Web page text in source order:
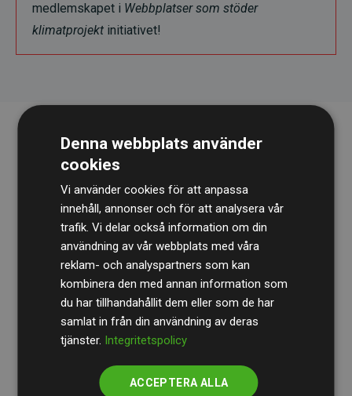
medlemskapet i Webbplatser som stöder
klimatprojekt initiativet!
RevisionsbyrånBDOgranskar kontinuerligt våra
beräkningar och vår metod för att säkerställa
transparens och tillförlitlighet.
Deras granskning visar att våra investeringar i
klimatprojekt i genomsnitt kompenserar för
de beräknade CO₂-utsläppenfrån
medlemswebbplatser – ett tydligt bevis på att vårt
Denna webbplats använder
cookies
Vi använder cookies för att anpassa
innehåll, annonser och för att analysera vår
trafik. Vi delar också information om din
användning av vår webbplats med våra
reklam- och analyspartners som kan
kombinera den med annan information som
du har tillhandahållit dem eller som de har
samlat in från din användning av deras
tjänster. Integritetspolicy
ACCEPTERA ALLA